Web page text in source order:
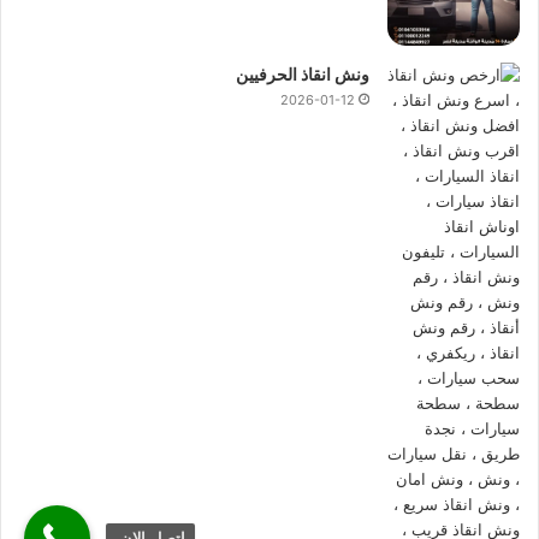
تليفون ونش انقاذ عابدين
01094833093
اليوم.
ارخص ونش انقاذ في عابدين
ونش المصرية
الاقل ولن نطالبك بـ اكرامية او اي رسوم اضافية واسعار انقاذ
السيارات تعتبر رمزية لاننا نمتلك
موقعك لذلك نقدم خدماتنا بارخص سعر وبأعلى جودة.
ونش انقاذ سيارات عابدين
ونش انقاذ سيارات عابدين
فائقة حيث تتواجد جميع
الحيوية ليسهل الوصول اليك و انقاذ سيارتك في اقل وقت ممكن
ونش انقاذ الحرفيين
2026-01-12